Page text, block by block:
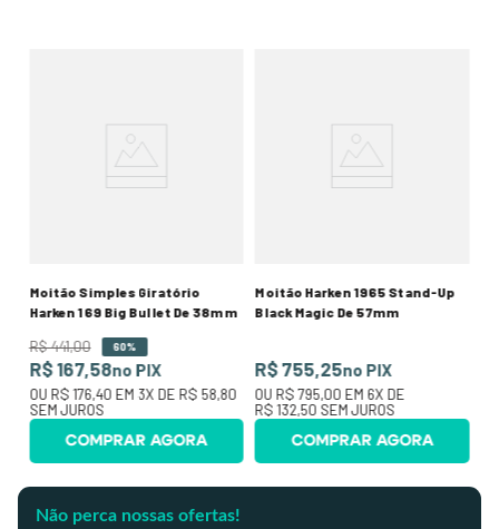
Moitão Simples Giratório
Harken 169 Big Bullet De 38mm
R$441,00 60%
R$ 167,58no PIX
OU R$ 176,40 EM 3X DE R$ 58,80
SEM JUROS
COMPRAR AGORA
Moitão Harken 1965 Stand-Up
Black Magic De 57mm
R$ 755,25no PIX
OU R$ 795,00 EM 6X DE
R$ 132,50 SEM JUROS
COMPRAR AGORA
Não perca nossas ofertas!